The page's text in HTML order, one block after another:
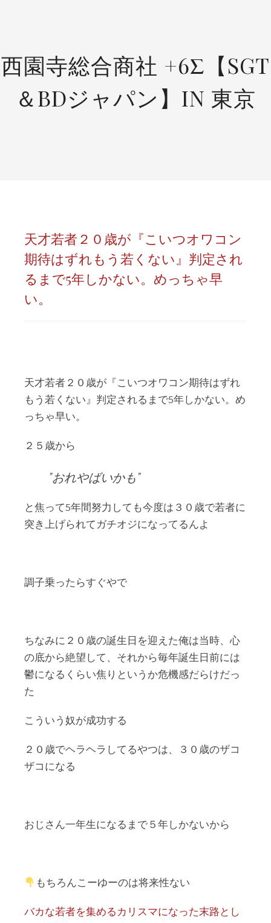
西園寺総合商社 +6Σ【SGT
＆BDジャパン】IN 東京
天才若者２０歳が『こいつオワコン
期待はずれもう若くない』判定され
るまで5年しかない。めっちゃ早
い。
天才若者２０歳が『こいつオワコン期待はずれ
もう若くない』判定されるまで5年しかない。め
っちゃ早い。
２５歳から
おれやばいかも
と焦って5年間努力しても今度は３０歳で若者に
突き上げられてガチオジになってるんよ
調子乗ったらすぐやで
ちなみに２０歳の誕生日を迎えた俺は当時、心
の底から絶望して、それから毎年誕生日前には
鬱になるくらい焦りというか危機感だらけだっ
た
こういう奴が成功する
２０歳でヘラヘラしてるやつは、３０歳のザコ
ザコになる
おじさん一年生になるまで５年しかないから
もちろんこーゆーのは将来性ない
バカな若者を集めるカリスマになった末路とし